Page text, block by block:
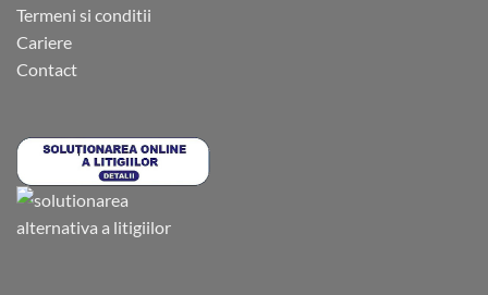
Termeni si conditii
Cariere
Contact